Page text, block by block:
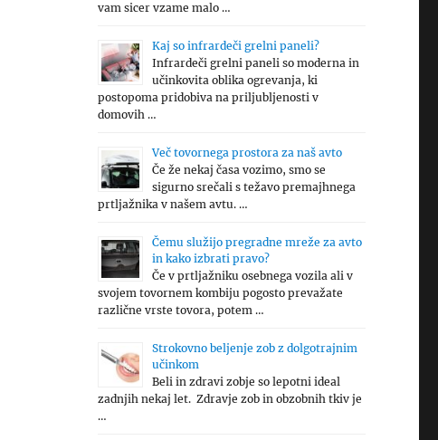
vam sicer vzame malo …
Kaj so infrardeči grelni paneli?
Infrardeči grelni paneli so moderna in
učinkovita oblika ogrevanja, ki
postopoma pridobiva na priljubljenosti v
domovih …
Več tovornega prostora za naš avto
Če že nekaj časa vozimo, smo se
sigurno srečali s težavo premajhnega
prtljažnika v našem avtu. …
Čemu služijo pregradne mreže za avto
in kako izbrati pravo?
Če v prtljažniku osebnega vozila ali v
svojem tovornem kombiju pogosto prevažate
različne vrste tovora, potem …
Strokovno beljenje zob z dolgotrajnim
učinkom
Beli in zdravi zobje so lepotni ideal
zadnjih nekaj let. Zdravje zob in obzobnih tkiv je
…